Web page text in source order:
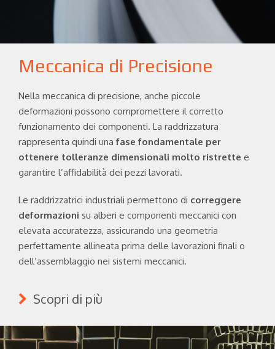
Meccanica di Precisione
Nella meccanica di precisione, anche piccole
deformazioni possono compromettere il corretto
funzionamento dei componenti. La raddrizzatura
rappresenta quindi unafase fondamentale per
ottenere tolleranze dimensionali molto ristrette e
garantire l’affidabilità dei pezzi lavorati.
Le raddrizzatrici industriali permettono di correggere
deformazioni su alberi e componenti meccanici con
elevata accuratezza, assicurando una geometria
perfettamente allineata prima delle lavorazioni finali o
dell’assemblaggio nei sistemi meccanici.
Scopri di più